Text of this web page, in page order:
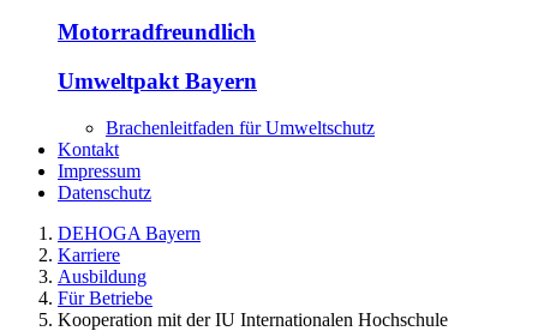
Motorradfreundlich
Umweltpakt Bayern
Brachenleitfaden für Umweltschutz
Kontakt
Impressum
Datenschutz
DEHOGA Bayern
Karriere
Ausbildung
Für Betriebe
Kooperation mit der IU Internationalen Hochschule